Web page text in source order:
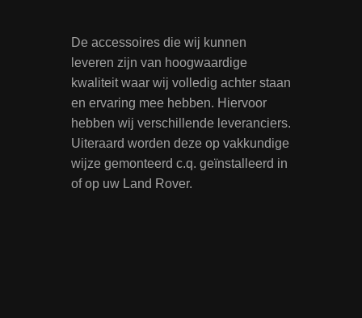
De accessoires die wij kunnen
leveren zijn van hoogwaardige
kwaliteit waar wij volledig achter staan
en ervaring mee hebben. Hiervoor
hebben wij verschillende leveranciers.
Uiteraard worden deze op vakkundige
wijze gemonteerd c.q. geïnstalleerd in
of op uw Land Rover.